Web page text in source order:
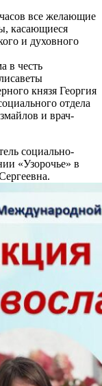
все желающие
касающиеся
и духовного
в честь
князя Георгия
отдела
и врач-
социально-
«Узорочье» в